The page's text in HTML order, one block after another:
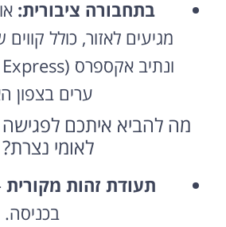
בתחבורה ציבורית:
ערים בצפון
מה להביא איתכם לפגישה
לאומי נצרת?
תעודת זהות מקורית
בכניסה.